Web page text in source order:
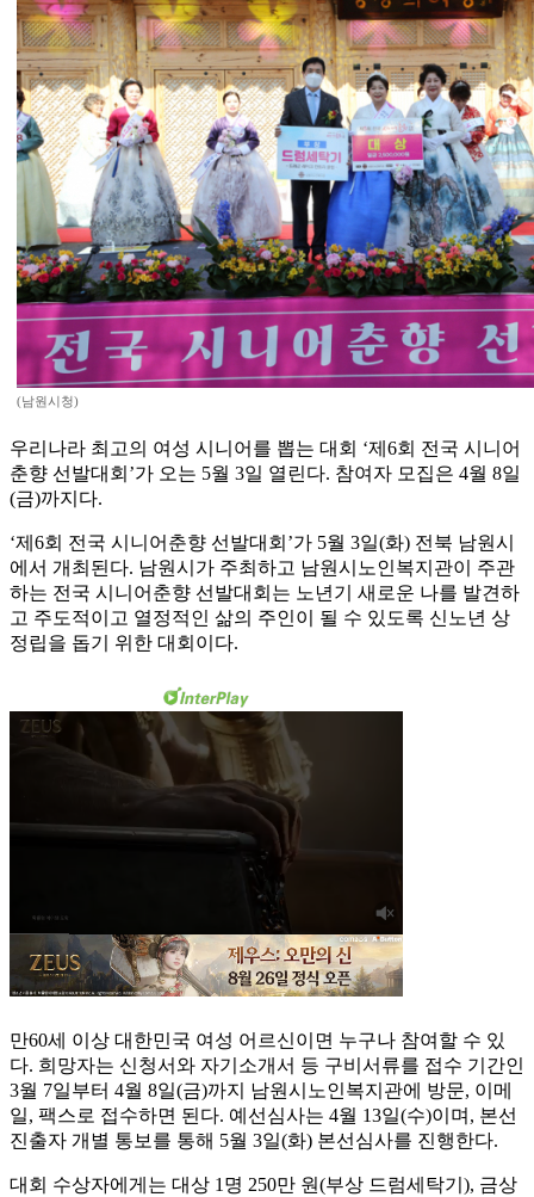
(남원시청)
우리나라 최고의 여성 시니어를 뽑는 대회 ‘제6회 전국 시니어
춘향 선발대회’가 오는 5월 3일 열린다. 참여자 모집은 4월 8일
(금)까지다.
‘제6회 전국 시니어춘향 선발대회’가 5월 3일(화) 전북 남원시
에서 개최된다. 남원시가 주최하고 남원시노인복지관이 주관
하는 전국 시니어춘향 선발대회는 노년기 새로운 나를 발견하
고 주도적이고 열정적인 삶의 주인이 될 수 있도록 신노년 상
정립을 돕기 위한 대회이다.
만60세 이상 대한민국 여성 어르신이면 누구나 참여할 수 있
다. 희망자는 신청서와 자기소개서 등 구비서류를 접수 기간인
3월 7일부터 4월 8일(금)까지 남원시노인복지관에 방문, 이메
일, 팩스로 접수하면 된다. 예선심사는 4월 13일(수)이며, 본선
진출자 개별 통보를 통해 5월 3일(화) 본선심사를 진행한다.
대회 수상자에게는 대상 1명 250만 원(부상 드럼세탁기), 금상